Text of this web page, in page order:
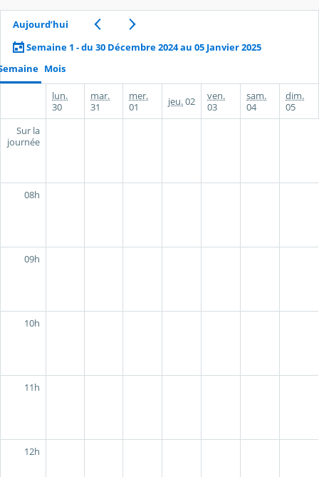
Aujourd’hui
Semaine 1 - du 30 Décembre 2024 au 05 Janvier 2025
Mois
lun.
30
mar.
31
mer.
01
jeu.02
ven.
03
sam.
04
dim.
05
Sur la
journée
08h
09h
10h
11h
12h